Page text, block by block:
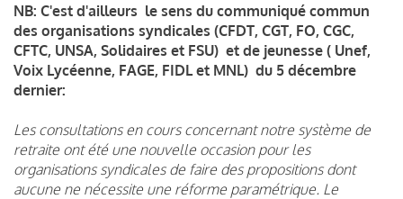
NB: C'est d'ailleurs le sens du communiqué commun
des organisations syndicales (CFDT, CGT, FO, CGC,
CFTC, UNSA, Solidaires et FSU) et de jeunesse ( Unef,
Voix Lycéenne, FAGE, FIDL et MNL) du 5 décembre
dernier:
Les consultations en cours concernant notre système de
retraite ont été une nouvelle occasion pour les
organisations syndicales de faire des propositions dont
aucune ne nécessite une réforme paramétrique. Le